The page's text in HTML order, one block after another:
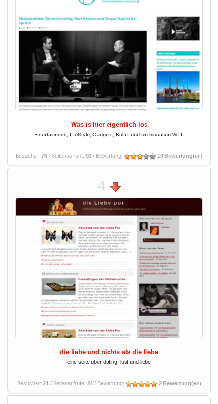
Was is hier eigentlich los
Entertainment, LifeStyle, Gadgets, Kultur und ein bisschen WTF
Besucher: 76/ Seitenaufrufe: 92/ Bewertung: 10 Bewertung(en)
4
die liebe und nichts als die liebe
eine seite über dating, lust und liebe
Besucher: 21 / Seitenaufrufe: 24/ Bewertung: 2 Bewertung(en)